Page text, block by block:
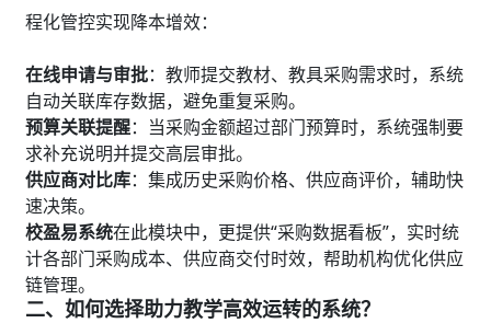
程化管控实现降本增效：
在线申请与审批：教师提交教材、教具采购需求时，系统
自动关联库存数据，避免重复采购。
预算关联提醒：当采购金额超过部门预算时，系统强制要
求补充说明并提交高层审批。
供应商对比库：集成历史采购价格、供应商评价，辅助快
速决策。
校盈易系统在此模块中，更提供“采购数据看板”，实时统
计各部门采购成本、供应商交付时效，帮助机构优化供应
链管理。
二、如何选择助力教学高效运转的系统？